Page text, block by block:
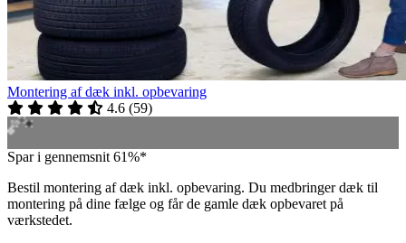
Montering af dæk inkl. opbevaring
4.6 (59)
Spar i gennemsnit 61%*
Bestil montering af dæk inkl. opbevaring. Du medbringer dæk til
montering på dine fælge og får de gamle dæk opbevaret på
værkstedet.